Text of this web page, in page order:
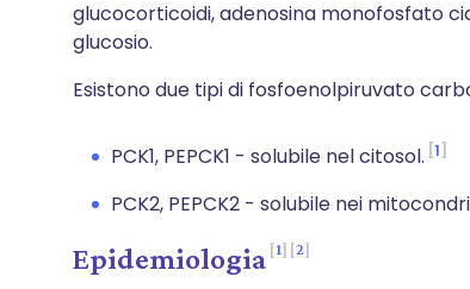
glucocorticoidi, adenosina monofosfato
glucosio.
Esistono due tipi di fosfoenolpiruvato
PCK1, PEPCK1 - solubile nel citosol. 1
PCK2, PEPCK2 - solubile nei
Epidemiologia 1 2